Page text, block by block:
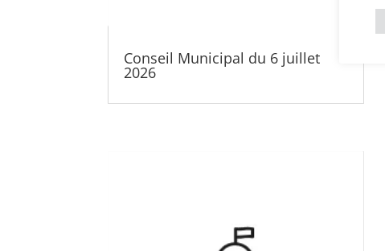
Conseil Municipal du 6 juillet
2026